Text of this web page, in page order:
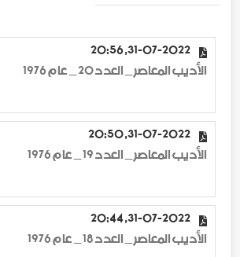
31-07-2022, 20:56
الأديب المعاصر _ العدد 20 _ عام 1976
31-07-2022, 20:50
الأديب المعاصر _ العدد 19 _ عام 1976
31-07-2022, 20:44
الأديب المعاصر _ العدد 18 _ عام 1976